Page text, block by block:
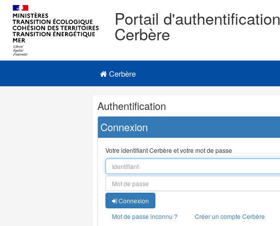
Portail d'authentification
Cerbère
Navigation
Menu principal
Cerbère
Navigation
et
outils
annexes
Authentification
Connexion
Votre identifiant Cerbère et votre mot de passe
Connexion
Mot de passe inconnu ?
Créer un compte Cerbère